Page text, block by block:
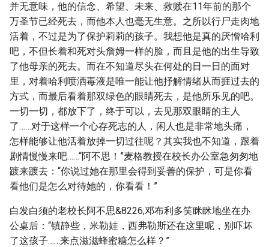
并无意味，他的信念、希望、未来、救赎在11年前的那个
万圣节已经死去，而他本人也毫无生意。之所以行尸走肉地
活着，不过是为了保护莉莉的孩子。我想他是真的厌憎哈利
吧，不但长着和死对头詹姆一样的脸，而且是他的出生导致
了他母亲的死去。而在不知道尽头在何处的日一日的面对
里，对着哈利喷洒毒液是唯一能让他抒解情绪从而捱过去的
方式，而最后看着那双绿色的眼睛死去，是他所乐见的吧。
一切一切，都放下了，终于可以，去见那双眼睛的主人
了……对于这样一个心存死志的人，闲人也是非常地头痛，
怎样能够让他活着放掉一切过往呢？其实我也不知道，跟着
剧情慢慢来吧……“阿不思！”麦格教授在校长办公室急匆匆地
踱来踱去：“你说过她在那里会得到妥善的保护，可是你看
看他们是怎么对待她的，你看看！”
白发白须的老校长阿不思&8226;邓布利多笑眯眯地坐在办
公桌后：“镇静些，米勒娃，西弗勒斯还在这里呢，别吓坏
了这孩子……来点滋滋蜂蜜糖怎么样？”